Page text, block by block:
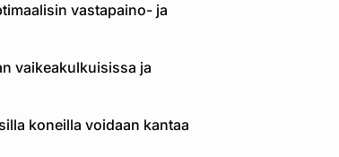
vastapaino- ja
vaikeakulkuisissa ja
koneilla voidaan kantaa